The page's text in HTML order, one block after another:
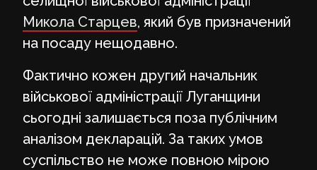
Микола Старцев, який був призначений
на посаду нещодавно.
Фактично кожен другий начальник
військової адміністрації Луганщини
сьогодні залишається поза публічним
аналізом декларацій. За таких умов
суспільство не може повною мірою